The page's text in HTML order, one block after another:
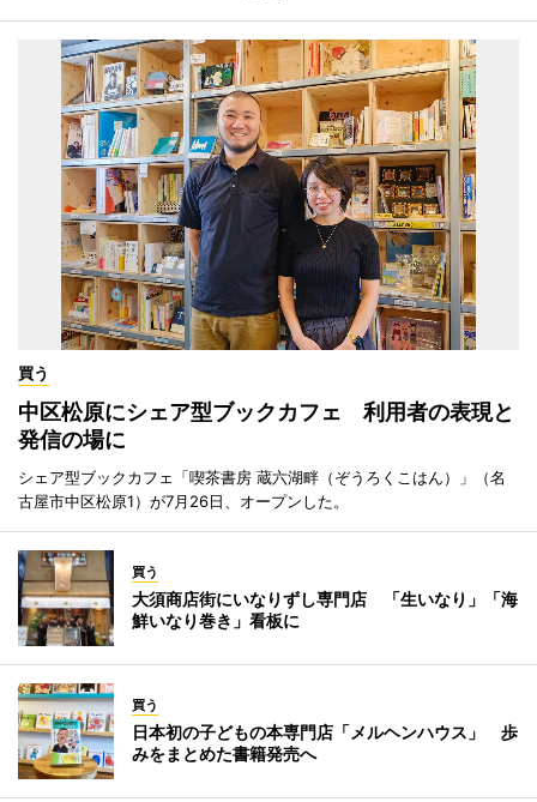
買う
中区松原にシェア型ブックカフェ 利用者の表現と
発信の場に
シェア型ブックカフェ「喫茶書房 蔵六湖畔（ぞうろくこはん）」（名
古屋市中区松原1）が7月26日、オープンした。
買う
大須商店街にいなりずし専門店 「生いなり」「海
鮮いなり巻き」看板に
買う
日本初の子どもの本専門店「メルヘンハウス」 歩
みをまとめた書籍発売へ